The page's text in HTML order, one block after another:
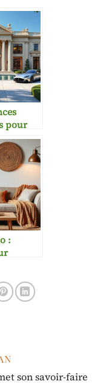
pour
:
son savoir-faire